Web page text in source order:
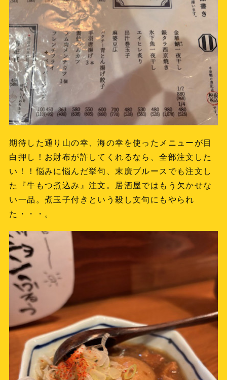
期待した通り山の幸、海の幸を使ったメニューが目
白押し！お財布が許してくれるなら、全部注文した
い！！悩みに悩んだ挙句、末廣ブルースでも注文し
た『牛もつ煮込み』注文。居酒屋ではもう欠かせな
い一品。煮玉子付きという殺し文句にもやられ
た・・・。